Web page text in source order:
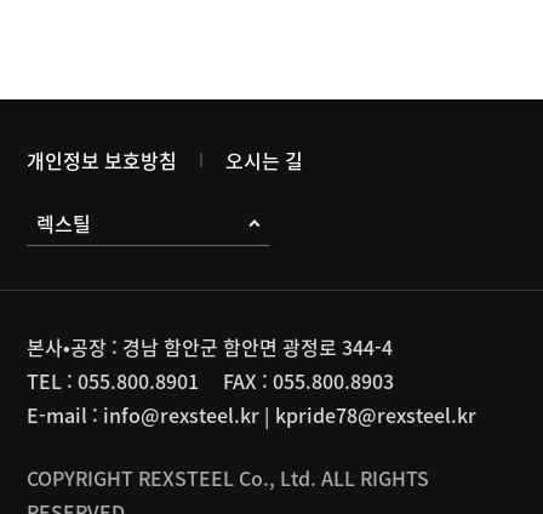
개인정보 보호방침 오시는 길
렉스틸
본사•공장 : 경남 함안군 함안면 광정로 344-4
TEL :055.800.8901 FAX :055.800.8903
E-mail : info@rexsteel.kr | kpride78@rexsteel.kr
COPYRIGHT REXSTEEL Co., Ltd. ALL RIGHTS